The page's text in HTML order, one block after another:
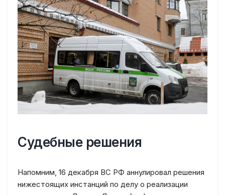
Судебные решения
Напомним, 16 декабря ВС РФ аннулировал решения
нижестоящих инстанций по делу о реализации